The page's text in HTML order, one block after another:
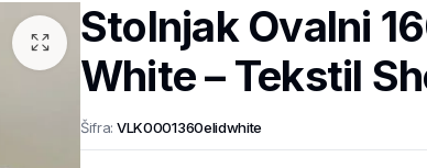
Stolnjak Ovalni
White – Tekstil
Šifra: VLK0001360elidwhite